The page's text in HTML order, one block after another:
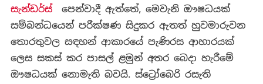
සැන්ඩර්ස්
පෙන්වාදී ඇත්තේ, මෙවැනි ඖෂධයක්
සම්බන්ධයෙන් පරීක්ෂණ සිදුකර ඇතත් හුවමාරුවන
තොරතුවල සඳහන් ආකාරයේ පැණිරස ආහාරයක්
ලෙස සකස් කර පාසල් ළමුන් අතර බෙදා හැරීමේ
ඖෂධයක් නොමැති බවයි. ස්ට්‍රෝබෙරි රසැති